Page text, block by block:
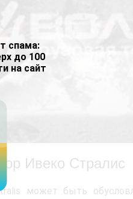
спама:
до 100
на сайт
Ивеко Стралис
может быть